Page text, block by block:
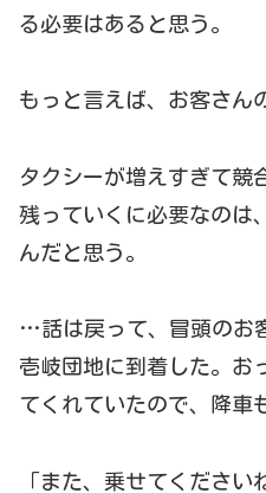
る必要はあると思う。
もっと言えば、お客さん
タクシーが増えすぎて競
残っていくに必要なのは
んだと思う。
…話は戻って、冒頭のお
壱岐団地に到着した。お
てくれていたので、降車
「また、乗せてください